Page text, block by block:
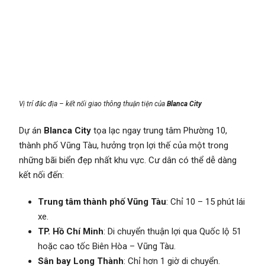
Vị trí đắc địa – kết nối giao thông thuận tiện của Blanca City
Dự án Blanca City tọa lạc ngay trung tâm Phường 10,
thành phố Vũng Tàu, hưởng trọn lợi thế của một trong
những bãi biển đẹp nhất khu vực. Cư dân có thể dễ dàng
kết nối đến:
Trung tâm thành phố Vũng Tàu: Chỉ 10 – 15 phút lái
xe.
TP. Hồ Chí Minh: Di chuyển thuận lợi qua Quốc lộ 51
hoặc cao tốc Biên Hòa – Vũng Tàu.
Sân bay Long Thành: Chỉ hơn 1 giờ di chuyển.